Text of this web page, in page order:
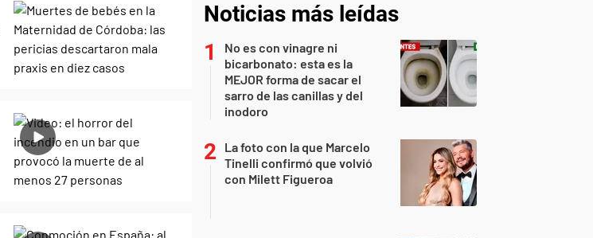
Noticias más leídas
No es con vinagre ni
bicarbonato: esta es la
MEJOR forma de sacar el
sarro de las canillas y del
inodoro
La foto con la que Marcelo
Tinelli confirmó que volvió
con Milett Figueroa